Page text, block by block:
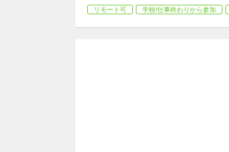
リモート可 学校/仕事終わりから参加